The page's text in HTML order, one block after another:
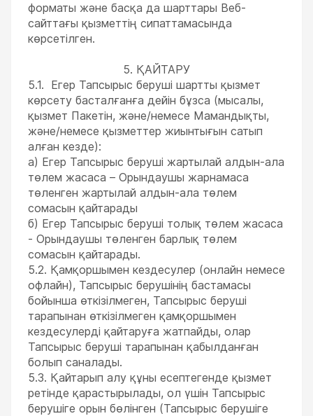
форматы және басқа да шарттары Веб-
сайттағы қызметтің сипаттамасында
көрсетілген.
5. ҚАЙТАРУ
5.1. Егер Тапсырыс беруші шартты қызмет
көрсету басталғанға дейін бұзса (мысалы,
қызмет Пакетін, және/немесе Мамандықты,
және/немесе қызметтер жиынтығын сатып
алған кезде):
а) Егер Тапсырыс беруші жартылай алдын-ала
төлем жасаса – Орындаушы жарнамаса
төленген жартылай алдын-ала төлем
сомасын қайтарады
б) Егер Тапсырыс беруші толық төлем жасаса
- Орындаушы төленген барлық төлем
сомасын қайтарады.
5.2. Қамқоршымен кездесулер (онлайн немесе
офлайн), Тапсырыс берушінің бастамасы
бойынша өткізілмеген, Тапсырыс беруші
тарапынан өткізілмеген қамқоршымен
кездесулерді қайтаруға жатпайды, олар
Тапсырыс беруші тарапынан қабылданған
болып саналады.
5.3. Қайтарып алу құны есептегенде қызмет
ретінде қарастырылады, ол үшін Тапсырыс
берушіге орын бөлінген (Тапсырыс берушіге